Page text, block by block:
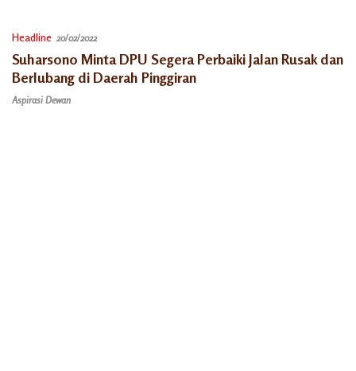
Headline 20/02/2022
Suharsono Minta DPU Segera Perbaiki Jalan Rusak dan
Berlubang di Daerah Pinggiran
Aspirasi Dewan